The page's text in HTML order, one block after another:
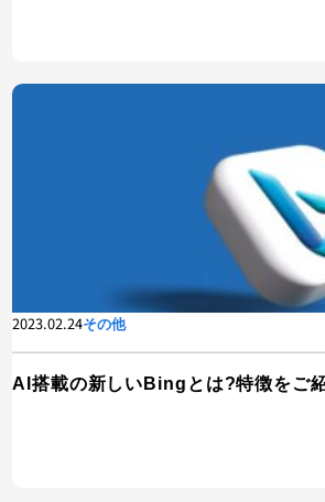
2023.02.24その他
AI搭載の新しいBingとは?特徴をご